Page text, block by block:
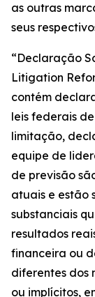
as outras
seus
“Declaração
Litigation
contém
leis federais
limitação,
equipe de
de previsão
atuais e estão
substanciais
resultados
financeira ou
diferentes dos
ou implícitos,